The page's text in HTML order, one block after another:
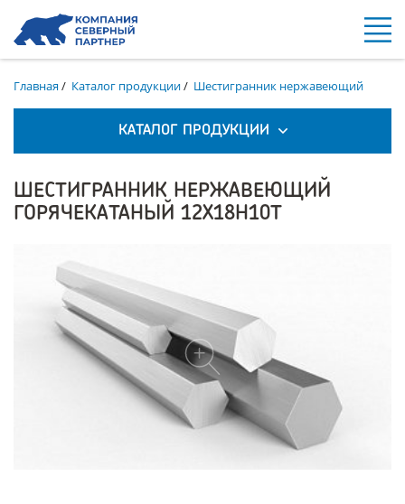
Главная/ Каталог продукции/ Шестигранник нержавеющий
КАТАЛОГ ПРОДУКЦИИ
ШЕСТИГРАННИК НЕРЖАВЕЮЩИЙ
ГОРЯЧЕКАТАНЫЙ 12Х18Н10Т